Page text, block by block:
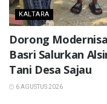
KALTARA
Dorong
Basri Salurkan
Tani Desa Sajau
6 AGUSTUS 2026